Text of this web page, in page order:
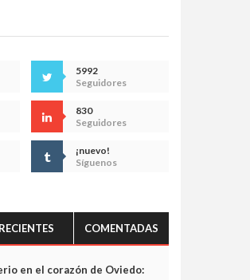
5992
Seguidores
830
Seguidores
¡nuevo!
Síguenos
RECIENTES COMENTADAS
en el corazón de Oviedo: